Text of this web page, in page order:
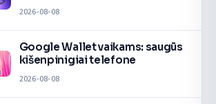
2026-08-08
Google Wallet vaikams: saugūs
kišenpinigiai telefone
2026-08-08